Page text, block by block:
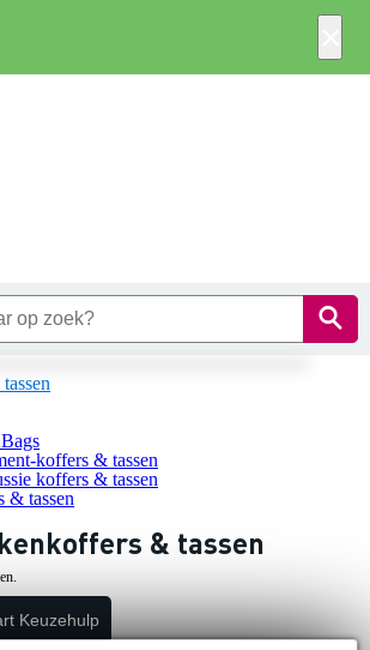
koffers & tassen
koffers & tassen
& tassen
& tassen
Keuzehulp